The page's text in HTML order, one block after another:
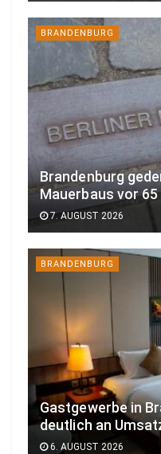
BRANDENBURG
Brandenburg
Mauerbaus vor
7. AUGUST 2026
BRANDENBURG
Gastgewerbe in
deutlich an
6. AUGUST 2026